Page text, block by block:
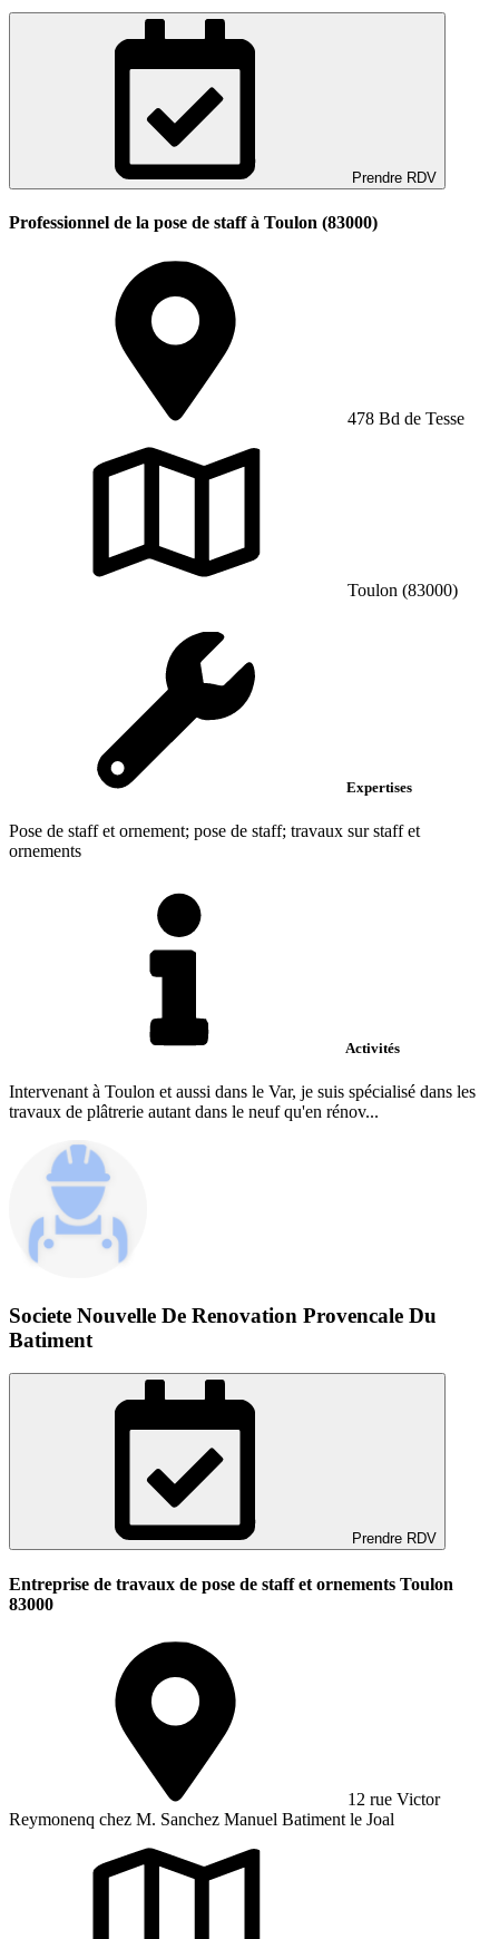
Prendre RDV
Professionnel de la pose de staff à Toulon (83000)
478 Bd de Tesse
Toulon (83000)
Expertises
Pose de staff et ornement; pose de staff; travaux sur staff et
ornements
Activités
Intervenant à Toulon et aussi dans le Var, je suis spécialisé dans les
travaux de plâtrerie autant dans le neuf qu'en rénov...
Societe Nouvelle De Renovation Provencale Du
Batiment
Prendre RDV
Entreprise de travaux de pose de staff et ornements Toulon
83000
12 rue Victor
Reymonenq chez M. Sanchez Manuel Batiment le Joal